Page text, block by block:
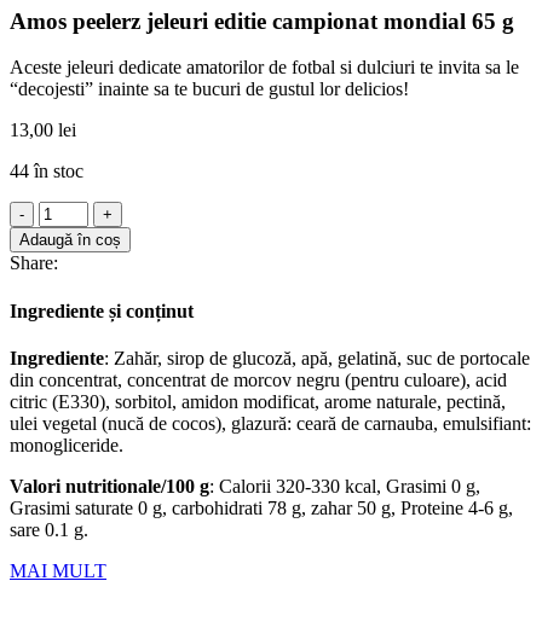
Amos peelerz jeleuri editie campionat mondial 65 g
Aceste jeleuri dedicate amatorilor de fotbal si dulciuri te invita sa le
“decojesti” inainte sa te bucuri de gustul lor delicios!
13,00 lei
44 în stoc
Cantitate
Amos
peelerz
jeleuri
editie
campionat
65
g
Adaugă în coș
Share:
Ingrediente și conținut
Ingrediente: Zahăr, sirop de glucoză, apă, gelatină, suc de portocale
din concentrat, concentrat de morcov negru (pentru culoare), acid
citric (E330), sorbitol, amidon modificat, arome naturale, pectină,
ulei vegetal (nucă de cocos), glazură: ceară de carnauba, emulsifiant:
monogliceride.
Valori nutritionale/100 g: Calorii 320-330 kcal, Grasimi 0 g,
Grasimi saturate 0 g, carbohidrati 78 g, zahar 50 g, Proteine 4-6 g,
sare 0.1 g.
MAI MULT